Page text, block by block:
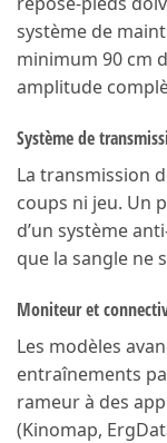
système de
minimum 90 cm
amplitude
Système de
La transmission
coups ni jeu. Un
d’un système
que la sangle ne
Moniteur et
Les modèles
entraînements
rameur à des
(Kinomap,